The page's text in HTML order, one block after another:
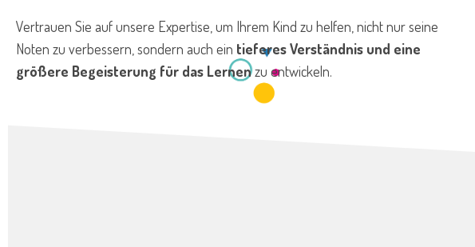
Vertrauen Sie auf unsere Expertise, um Ihrem Kind zu helfen, nicht nur seine
Noten zu verbessern, sondern auch ein tieferes Verständnis und eine
größere Begeisterung für das Lernenzu entwickeln.